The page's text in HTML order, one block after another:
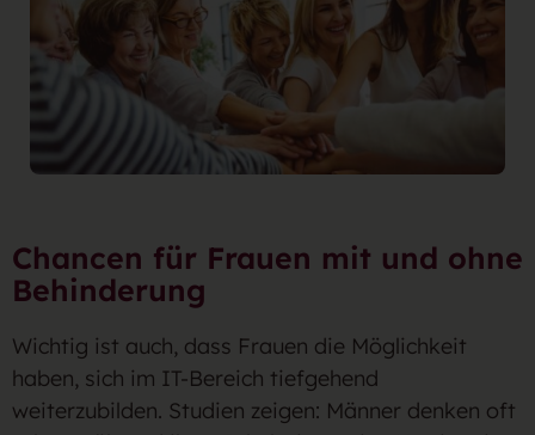
Chancen für Frauen mit und ohne
Behinderung
Wichtig ist auch, dass Frauen die Möglichkeit
haben, sich im IT-Bereich tiefgehend
weiterzubilden. Studien zeigen: Männer denken oft